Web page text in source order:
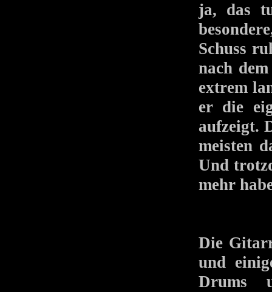
ja, das
Schuss
nach
extrem
er die
aufzeigt.
meisten
Und
mehr
Die
und
Drums